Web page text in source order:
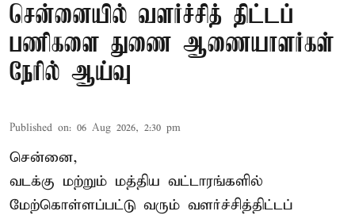
சென்னையில் வளர்ச்சித் திட்டப்
பணிகளை துணை ஆணையாளர்கள்
நேரில் ஆய்வு
Published on: 06 Aug 2026, 2:30 pm
சென்னை,
வடக்கு மற்றும் மத்திய வட்டாரங்களில்
மேற்கொள்ளப்பட்டு வரும் வளர்ச்சித்திட்டப்